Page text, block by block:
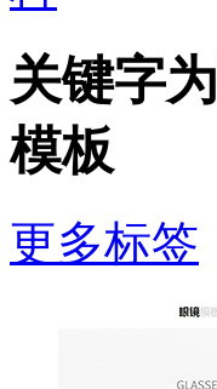
关键字为
模板
更多标签